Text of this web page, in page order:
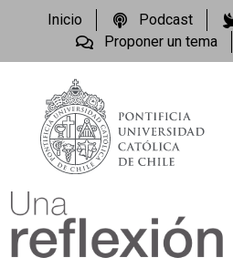
Inicio Podcast
Proponer un tema